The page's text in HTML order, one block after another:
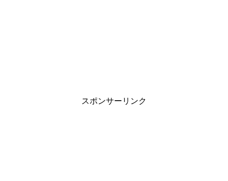
スポンサーリンク